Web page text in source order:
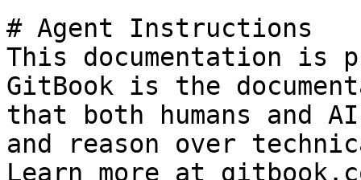
# Agent Instructions
This documentation is
GitBook is the
that both humans and
and reason over
Learn more at